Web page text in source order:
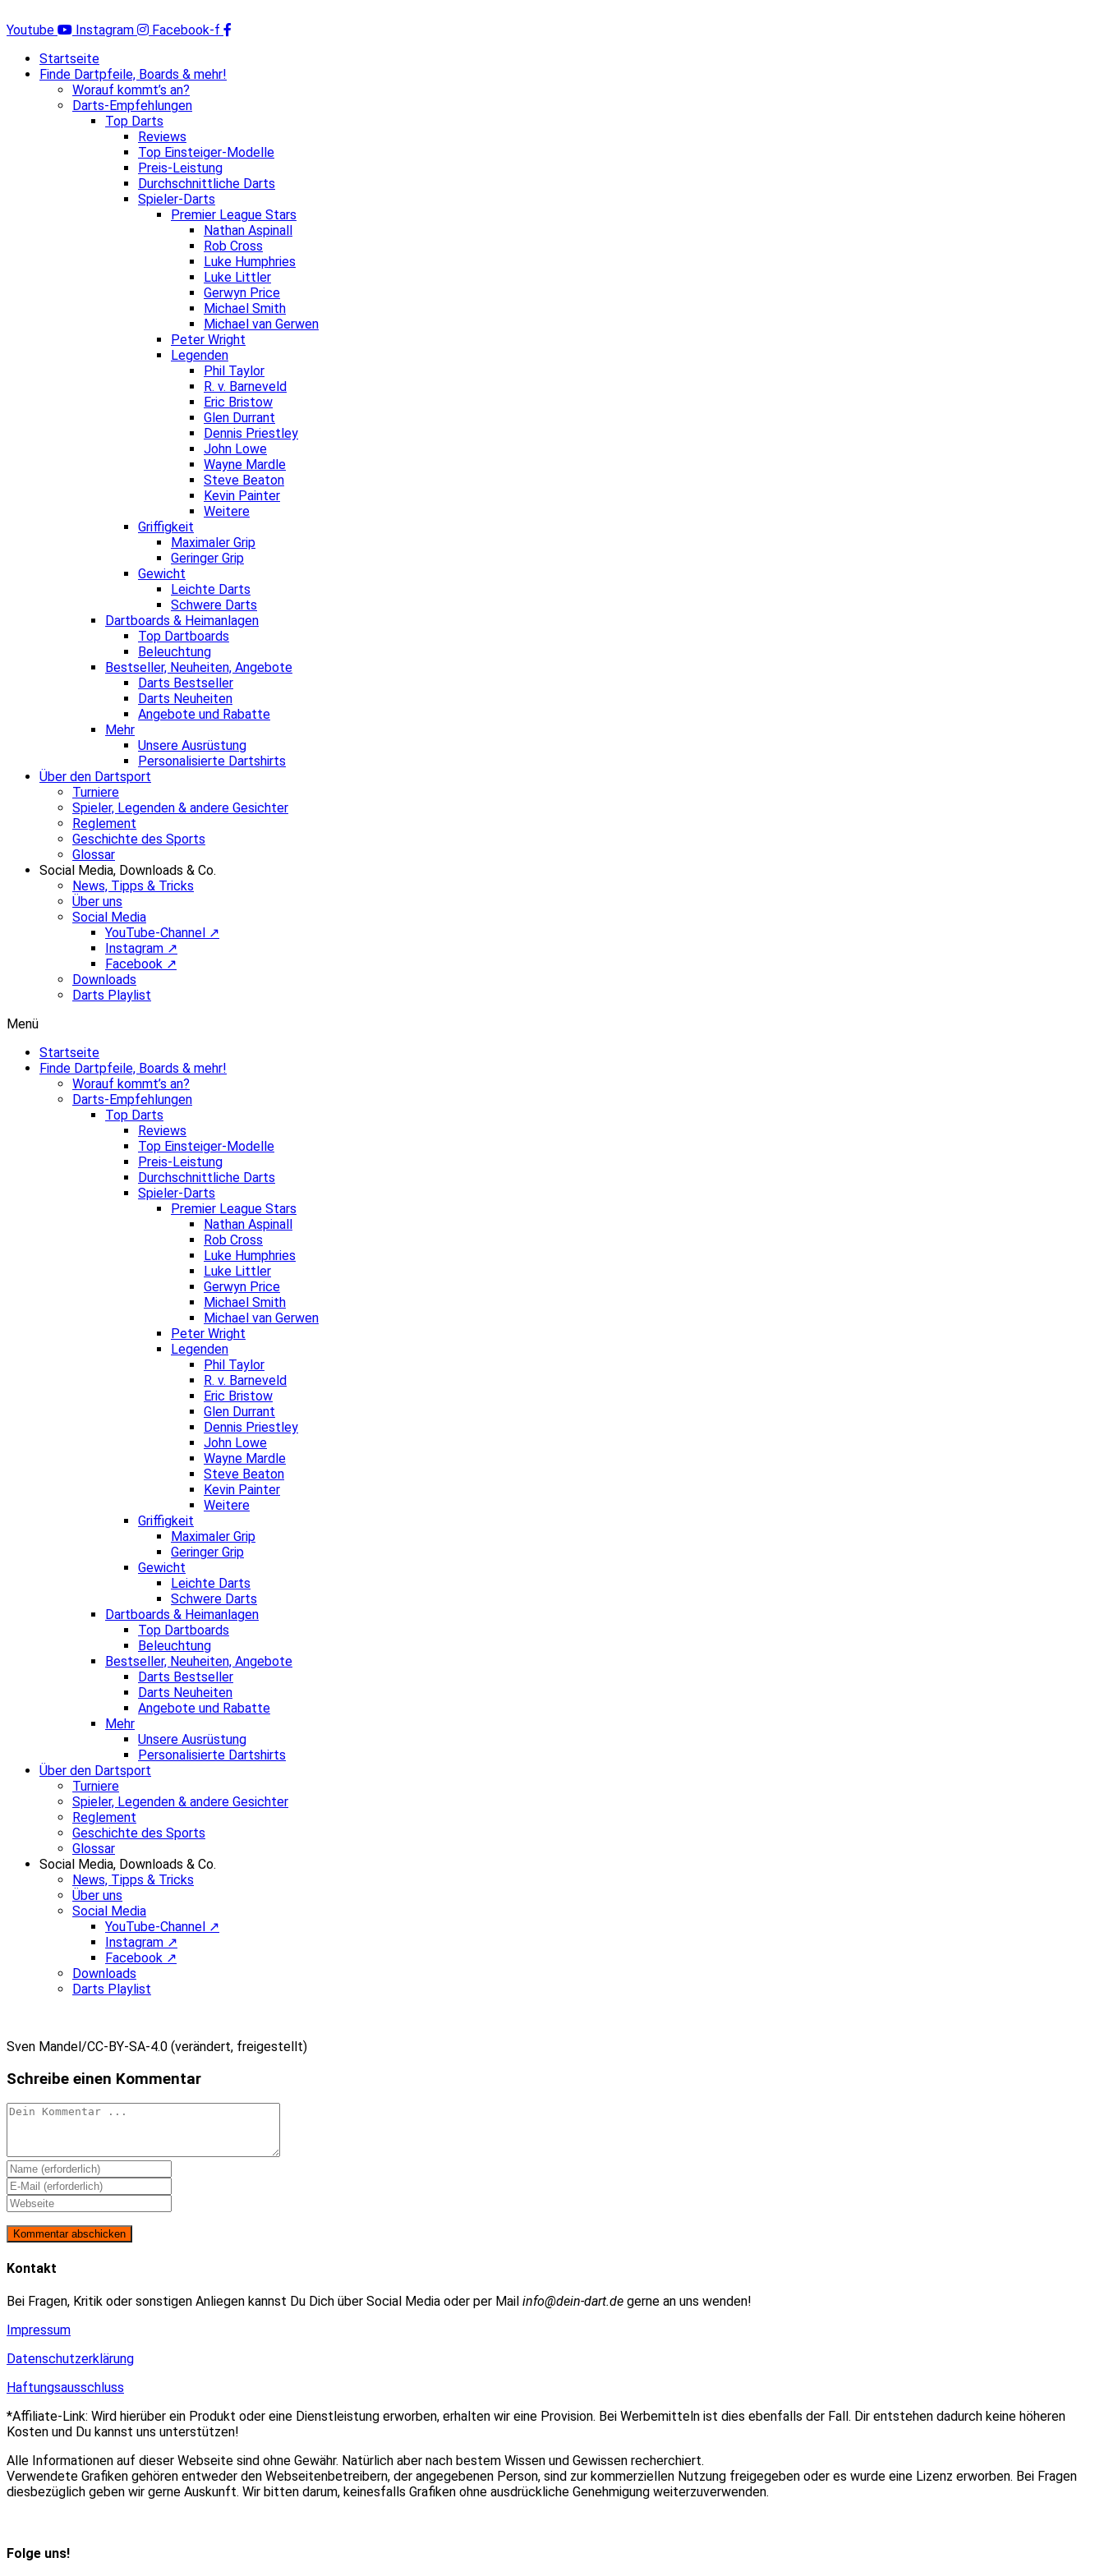
Inhalt
Youtube Instagram
Facebook-f
Startseite
Finde Dartpfeile, Boards & mehr!
Worauf kommt’s an?
Darts-Empfehlungen
Top Darts
Reviews
Top Einsteiger-Modelle
Preis-Leistung
Durchschnittliche Darts
Spieler-Darts
Premier League Stars
Nathan Aspinall
Rob Cross
Luke Humphries
Luke Littler
Gerwyn Price
Michael Smith
Michael van Gerwen
Peter Wright
Legenden
Phil Taylor
R. v. Barneveld
Eric Bristow
Glen Durrant
Dennis Priestley
John Lowe
Wayne Mardle
Steve Beaton
Kevin Painter
Weitere
Griffigkeit
Maximaler Grip
Geringer Grip
Gewicht
Leichte Darts
Schwere Darts
Dartboards & Heimanlagen
Top Dartboards
Beleuchtung
Bestseller, Neuheiten, Angebote
Darts Bestseller
Darts Neuheiten
Angebote und Rabatte
Mehr
Unsere Ausrüstung
Personalisierte Dartshirts
Über den Dartsport
Turniere
Spieler, Legenden & andere Gesichter
Reglement
Geschichte des Sports
Glossar
Social Media, Downloads & Co.
News, Tipps & Tricks
Über uns
Social Media
YouTube-Channel ↗
Instagram ↗
Facebook ↗
Downloads
Darts Playlist
Menü
Startseite
Finde Dartpfeile, Boards & mehr!
Worauf kommt’s an?
Darts-Empfehlungen
Top Darts
Reviews
Top Einsteiger-Modelle
Preis-Leistung
Durchschnittliche Darts
Spieler-Darts
Premier League Stars
Nathan Aspinall
Rob Cross
Luke Humphries
Luke Littler
Gerwyn Price
Michael Smith
Michael van Gerwen
Peter Wright
Legenden
Phil Taylor
R. v. Barneveld
Eric Bristow
Glen Durrant
Dennis Priestley
John Lowe
Wayne Mardle
Steve Beaton
Kevin Painter
Weitere
Griffigkeit
Maximaler Grip
Geringer Grip
Gewicht
Leichte Darts
Schwere Darts
Dartboards & Heimanlagen
Top Dartboards
Beleuchtung
Bestseller, Neuheiten, Angebote
Darts Bestseller
Darts Neuheiten
Angebote und Rabatte
Mehr
Unsere Ausrüstung
Personalisierte Dartshirts
Über den Dartsport
Turniere
Spieler, Legenden & andere Gesichter
Reglement
Geschichte des Sports
Glossar
Social Media, Downloads & Co.
News, Tipps & Tricks
Über uns
Social Media
YouTube-Channel ↗
Instagram ↗
Facebook ↗
Downloads
Darts Playlist
Sven Mandel/CC-BY-SA-4.0 (verändert, freigestellt)
Schreibe einen Kommentar
Kommentieren
Gib
deinen
Namen
oder
Benutzernamen
zum
Kommentieren
ein
Gib
deine
E-
Mail-
Adresse
zum
ein
Gib
Website-
ein
Kontakt
Bei Fragen, Kritik oder sonstigen Anliegen kannst Du Dich über Social Media oder per Mail info@dein-dart.de gerne an uns wenden!
Impressum
Datenschutzerklärung
Haftungsausschluss
*Affiliate-Link: Wird hierüber ein Produkt oder eine Dienstleistung erworben, erhalten wir eine Provision. Bei Werbemitteln ist dies ebenfalls der Fall. Dir entstehen dadurch keine höheren
Kosten und Du kannst uns unterstützen!
Alle Informationen auf dieser Webseite sind ohne Gewähr. Natürlich aber nach bestem Wissen und Gewissen recherchiert.
Verwendete Grafiken gehören entweder den Webseitenbetreibern, der angegebenen Person, sind zur kommerziellen Nutzung freigegeben oder es wurde eine Lizenz erworben. Bei Fragen
diesbezüglich geben wir gerne Auskunft. Wir bitten darum, keinesfalls Grafiken ohne ausdrückliche Genehmigung weiterzuverwenden.
Folge uns!